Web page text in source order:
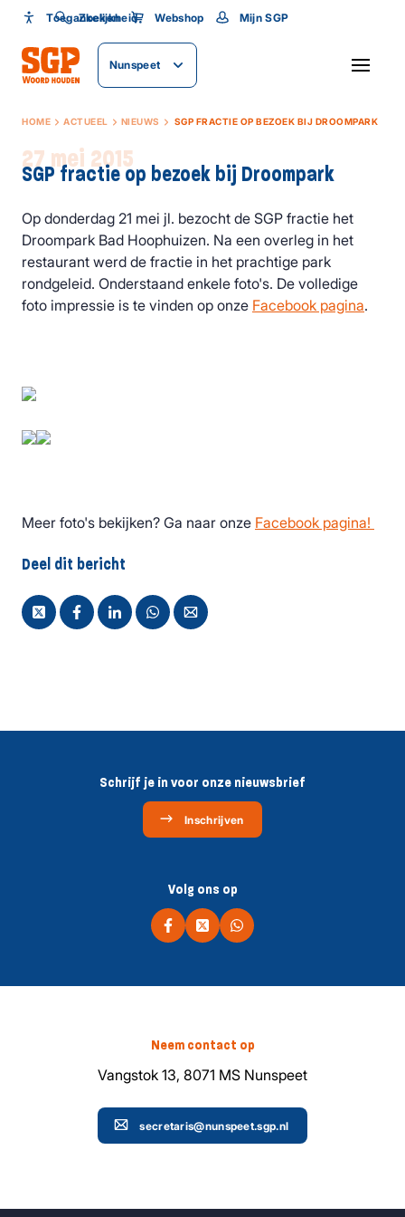
Toegankelijkheid
Toegankelijkheid
Lettergrootte
Zoeken Webshop Mijn SGP
Nunspeet
HOME ACTUEEL NIEUWS SGP FRACTIE OP BEZOEK BIJ DROOMPARK
27 mei 2015
SGP fractie op bezoek bij Droompark
Op donderdag 21 mei jl. bezocht de SGP fractie het
Droompark Bad Hoophuizen. Na een overleg in het
restaurant werd de fractie in het prachtige park
rondgeleid. Onderstaand enkele foto's. De volledige
foto impressie is te vinden op onze Facebook pagina.
Meer foto's bekijken? Ga naar onze Facebook pagina!
Deel dit bericht
Schrijf je in voor onze nieuwsbrief
Inschrijven
Volg ons op
Neem contact op
Vangstok 13, 8071 MS Nunspeet
secretaris@nunspeet.sgp.nl